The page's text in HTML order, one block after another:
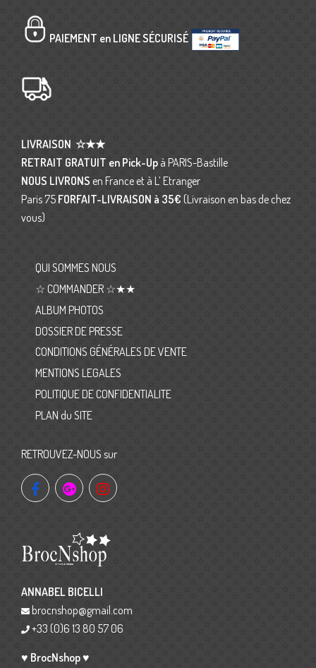
PAIEMENT en LIGNE SÉCURISÉ
LIVRAISON ☆★★
RETRAIT GRATUIT en Pick-Up à PARIS-Bastille
NOUS LIVRONS en France et à L’ Etranger
Paris 75 FORFAIT-LIVRAISON à 35€ (Livraison en bas de chez
vous)
QUI SOMMES NOUS
☆ COMMANDER ☆★★
ALBUM PHOTOS
DOSSIER DE PRESSE
CONDITIONS GÉNÉRALES DE VENTE
MENTIONS LEGALES
POLITIQUE DE CONFIDENTIALITE
PLAN du SITE
RETROUVEZ-NOUS sur
ANNABEL BICELLI
brocnshop@gmail.com
+33 (0)6 13 80 57 06
♥ BrocNshop ♥